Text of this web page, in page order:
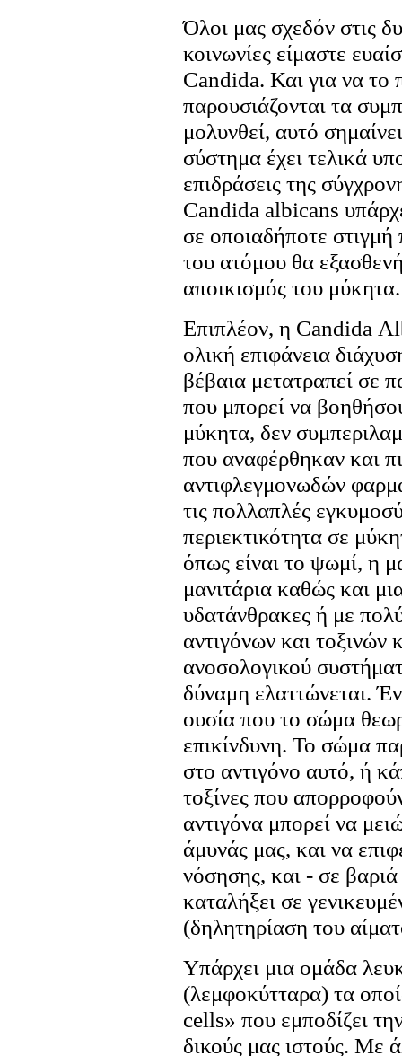
Όλοι μας σχεδόν στις
κοινωνίες είμαστε
Candida. Και για να το
παρουσιάζονται τα
μολυνθεί, αυτό
σύστημα έχει τελικά
επιδράσεις της
Candida albicans
σε οποιαδήποτε
του ατόμου θα
αποικισμός του μύκητα.
Επιπλέον, η Candida
ολική επιφάνεια
βέβαια μετατραπεί σε
που μπορεί να
μύκητα, δεν
που αναφέρθηκαν και
αντιφλεγμονωδών
τις πολλαπλές
περιεκτικότητα σε
όπως είναι το ψωμί, η
μανιτάρια καθώς και
υδατάνθρακες ή με
αντιγόνων και
ανοσολογικού
δύναμη ελαττώνεται.
ουσία που το σώμα
επικίνδυνη. Το σώμα
στο αντιγόνο αυτό, ή
τοξίνες που
αντιγόνα μπορεί να
άμυνάς μας, και να
νόσησης, και - σε
καταλήξει σε
(δηλητηρίαση του
Υπάρχει μια ομάδα
(λεμφοκύτταρα) τα
cells» που εμποδίζει
δικούς μας ιστούς. Με